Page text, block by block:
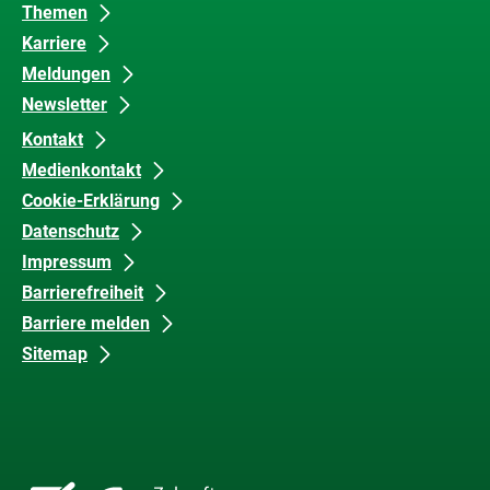
Themen
Karriere
Meldungen
Newsletter
Kontakt
Medienkontakt
Cookie-Erklärung
Datenschutz
Impressum
Barrierefreiheit
Barriere melden
Sitemap